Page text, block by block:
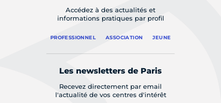
Accédez à des actualités et
informations pratiques par profil
PROFESSIONNEL ASSOCIATION JEUNE
Les newsletters de Paris
Recevez directement par email
l'actualité de vos centres d'intérêt